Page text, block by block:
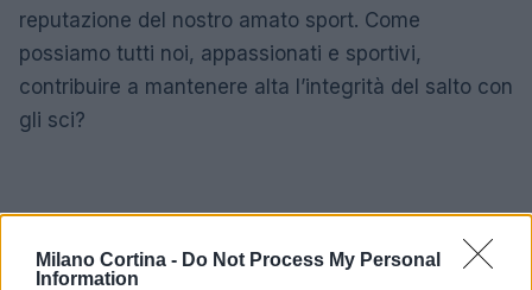
Milano Cortina - Do Not Process My Personal
Information
reputazione del nostro amato sport. Come
possiamo tutti noi, appassionati e sportivi,
contribuire a mantenere alta l’integrità del salto con
gli sci?